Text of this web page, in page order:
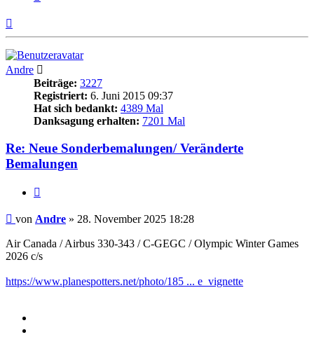
Andre
Beiträge: 3227
Registriert: 6. Juni 2015 09:37
Hat sich bedankt: 4389 Mal
Danksagung erhalten: 7201 Mal
Re: Neue Sonderbemalungen/ Veränderte
Bemalungen
Beitrag
von Andre » 28. November 2025 18:28
Air Canada / Airbus 330-343 / C-GEGC / Olympic Winter Games
2026 c/s
https://www.planespotters.net/photo/185 ... e_vignette